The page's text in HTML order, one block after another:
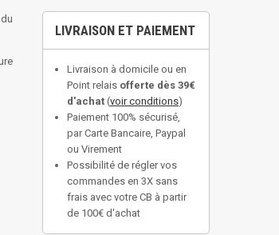
LIVRAISON ET PAIEMENT
Livraison à domicile ou en
Point relais offerte dès 39€
d'achat (voir conditions)
Paiement 100% sécurisé,
par Carte Bancaire, Paypal
ou Virement
Possibilité de régler vos
commandes en 3X sans
frais avec votre CB à partir
de 100€ d'achat